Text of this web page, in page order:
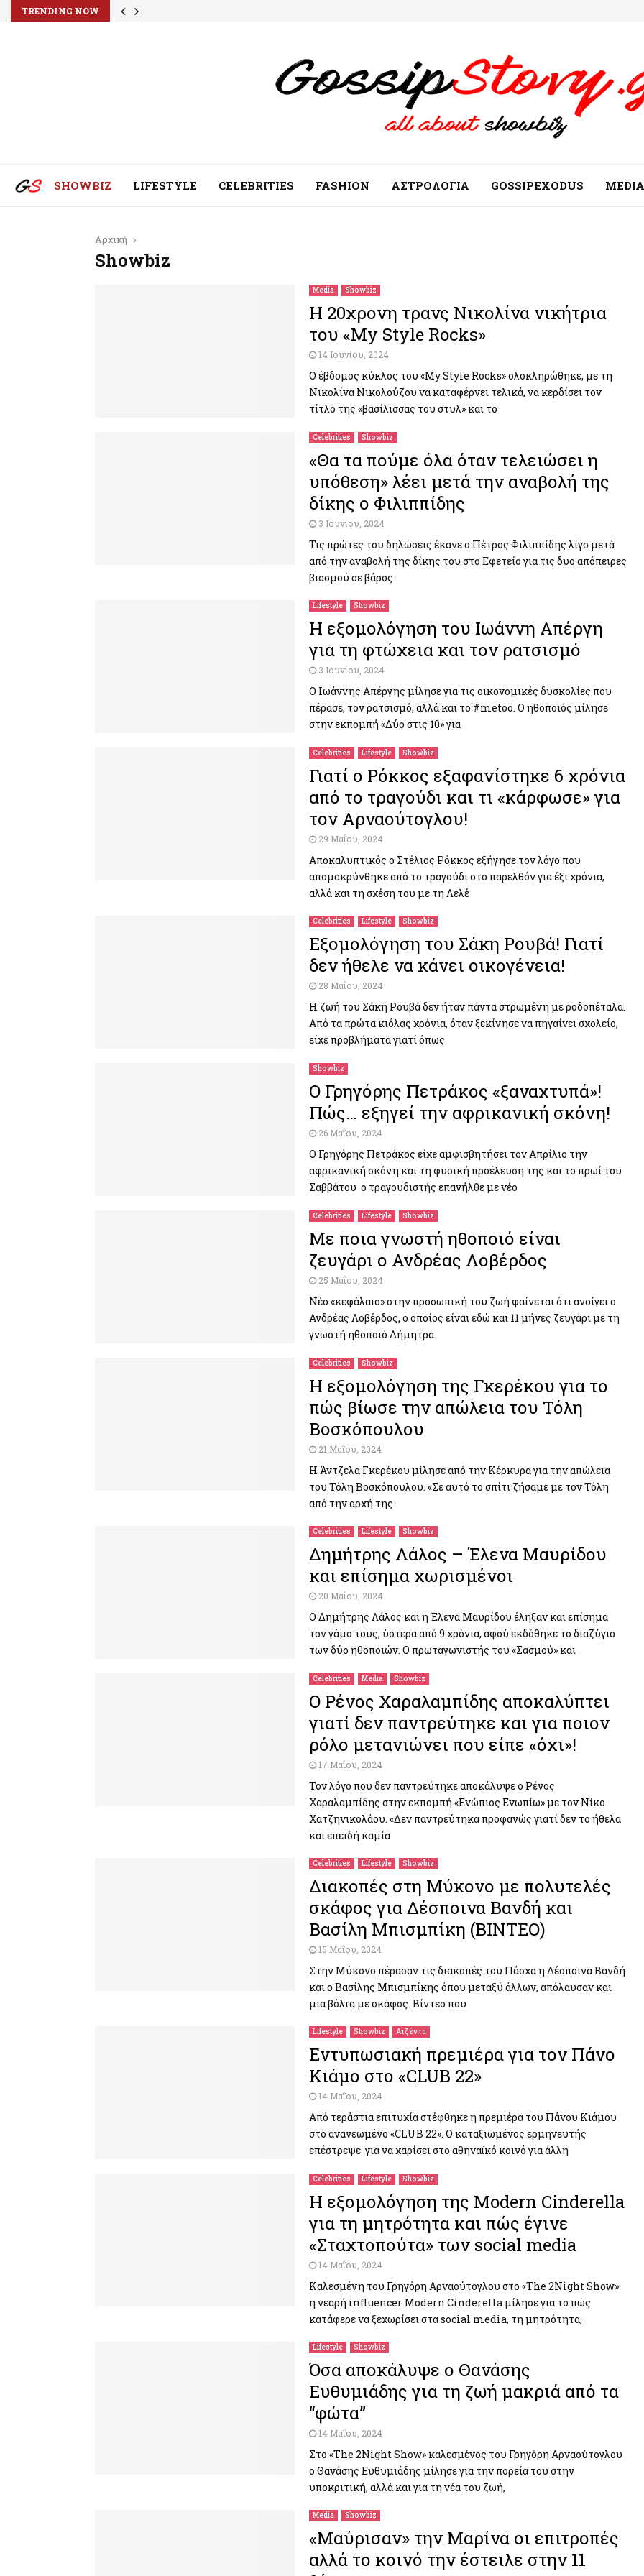
TRENDING NOW
SHOWBIZ LIFESTYLE CELEBRITIES FASHION ΑΣΤΡΟΛΟΓΙΑ GOSSIPEXODUS MEDIA
Αρχική
Showbiz
Media Showbiz
H 20χρονη τρανς Νικολίνα νικήτρια
του «My Style Rocks»
14 Ιουνίου, 2024
Ο έβδομος κύκλος του «My Style Rocks» ολοκληρώθηκε, με τη
Νικολίνα Νικολούζου να καταφέρνει τελικά, να κερδίσει τον
τίτλο της «βασίλισσας του στυλ» και το
Celebrities Showbiz
«Θα τα πούμε όλα όταν τελειώσει η
υπόθεση» λέει μετά την αναβολή της
δίκης ο Φιλιππίδης
3 Ιουνίου, 2024
Τις πρώτες του δηλώσεις έκανε ο Πέτρος Φιλιππίδης λίγο μετά
από την αναβολή της δίκης του στο Εφετείο για τις δυο απόπειρες
βιασμού σε βάρος
Lifestyle Showbiz
Η εξομολόγηση του Ιωάννη Απέργη
για τη φτώχεια και τον ρατσισμό
3 Ιουνίου, 2024
Ο Ιωάννης Απέργης μίλησε για τις οικονομικές δυσκολίες που
πέρασε, τον ρατσισμό, αλλά και το #metoo. Ο ηθοποιός μίλησε
στην εκπομπή «Δύο στις 10» για
Celebrities Lifestyle Showbiz
Γιατί ο Ρόκκος εξαφανίστηκε 6 χρόνια
από το τραγούδι και τι «κάρφωσε» για
τον Αρναούτογλου!
29 Μαΐου, 2024
Αποκαλυπτικός ο Στέλιος Ρόκκος εξήγησε τον λόγο που
απομακρύνθηκε από το τραγούδι στο παρελθόν για έξι χρόνια,
αλλά και τη σχέση του με τη Λελέ
Celebrities Lifestyle Showbiz
Εξομολόγηση του Σάκη Ρουβά! Γιατί
δεν ήθελε να κάνει οικογένεια!
28 Μαΐου, 2024
Η ζωή του Σάκη Ρουβά δεν ήταν πάντα στρωμένη με ροδοπέταλα.
Από τα πρώτα κιόλας χρόνια, όταν ξεκίνησε να πηγαίνει σχολείο,
είχε προβλήματα γιατί όπως
Showbiz
Ο Γρηγόρης Πετράκος «ξαναχτυπά»!
Πώς… εξηγεί την αφρικανική σκόνη!
26 Μαΐου, 2024
Ο Γρηγόρης Πετράκος είχε αμφισβητήσει τον Απρίλιο την
αφρικανική σκόνη και τη φυσική προέλευση της και το πρωί του
Σαββάτου ο τραγουδιστής επανήλθε με νέο
Celebrities Lifestyle Showbiz
Με ποια γνωστή ηθοποιό είναι
ζευγάρι ο Ανδρέας Λοβέρδος
25 Μαΐου, 2024
Νέο «κεφάλαιο» στην προσωπική του ζωή φαίνεται ότι ανοίγει ο
Ανδρέας Λοβέρδος, ο οποίος είναι εδώ και 11 μήνες ζευγάρι με τη
γνωστή ηθοποιό Δήμητρα
Celebrities Showbiz
Η εξομολόγηση της Γκερέκου για το
πώς βίωσε την απώλεια του Τόλη
Βοσκόπουλου
21 Μαΐου, 2024
Η Άντζελα Γκερέκου μίλησε από την Κέρκυρα για την απώλεια
του Τόλη Βοσκόπουλου. «Σε αυτό το σπίτι ζήσαμε με τον Τόλη
από την αρχή της
Celebrities Lifestyle Showbiz
Δημήτρης Λάλος – Έλενα Μαυρίδου
και επίσημα χωρισμένοι
20 Μαΐου, 2024
Ο Δημήτρης Λάλος και η Έλενα Μαυρίδου έληξαν και επίσημα
τον γάμο τους, ύστερα από 9 χρόνια, αφού εκδόθηκε το διαζύγιο
των δύο ηθοποιών. Ο πρωταγωνιστής του «Σασμού» και
Celebrities Media Showbiz
Ο Ρένος Χαραλαμπίδης αποκαλύπτει
γιατί δεν παντρεύτηκε και για ποιον
ρόλο μετανιώνει που είπε «όχι»!
17 Μαΐου, 2024
Τον λόγο που δεν παντρεύτηκε αποκάλυψε ο Ρένος
Χαραλαμπίδης στην εκπομπή «Ενώπιος Ενωπίω» με τον Νίκο
Χατζηνικολάου. «Δεν παντρεύτηκα προφανώς γιατί δεν το ήθελα
και επειδή καμία
Celebrities Lifestyle Showbiz
Διακοπές στη Μύκονο με πολυτελές
σκάφος για Δέσποινα Βανδή και
Βασίλη Μπισμπίκη (ΒΙΝΤΕΟ)
15 Μαΐου, 2024
Στην Μύκονο πέρασαν τις διακοπές του Πάσχα η Δέσποινα Βανδή
και ο Βασίλης Μπισμπίκης όπου μεταξύ άλλων, απόλαυσαν και
μια βόλτα με σκάφος. Βίντεο που
Lifestyle Showbiz Ατζέντα
Εντυπωσιακή πρεμιέρα για τον Πάνο
Κιάμο στο «CLUB 22»
14 Μαΐου, 2024
Από τεράστια επιτυχία στέφθηκε η πρεμιέρα του Πάνου Κιάμου
στο ανανεωμένο «CLUB 22». O καταξιωμένος ερμηνευτής
επέστρεψε για να χαρίσει στο αθηναϊκό κοινό για άλλη
Celebrities Lifestyle Showbiz
Η εξομολόγηση της Modern Cinderella
για τη μητρότητα και πώς έγινε
«Σταχτοπούτα» των social media
14 Μαΐου, 2024
Καλεσμένη του Γρηγόρη Αρναούτογλου στο «The 2Night Show»
η νεαρή influencer Modern Cinderella μίλησε για το πώς
κατάφερε να ξεχωρίσει στα social media, τη μητρότητα,
Lifestyle Showbiz
Όσα αποκάλυψε ο Θανάσης
Ευθυμιάδης για τη ζωή μακριά από τα
“φώτα”
14 Μαΐου, 2024
Στο «The 2Night Show» καλεσμένος του Γρηγόρη Αρναούτογλου
ο Θανάσης Ευθυμιάδης μίλησε για την πορεία του στην
υποκριτική, αλλά και για τη νέα του ζωή,
Media Showbiz
«Μαύρισαν» την Μαρίνα οι επιτροπές
αλλά το κοινό την έστειλε στην 11